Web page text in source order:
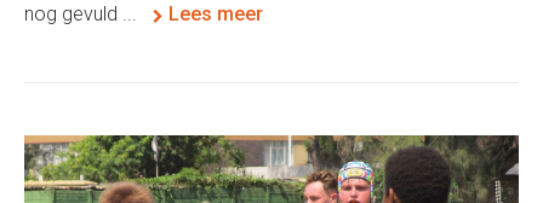
nog gevuld ...
Lees meer